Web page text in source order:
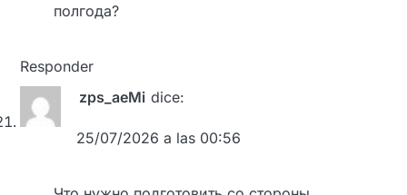
полгода?
Responder
zps_aeMi dice:
25/07/2026 a las 00:56